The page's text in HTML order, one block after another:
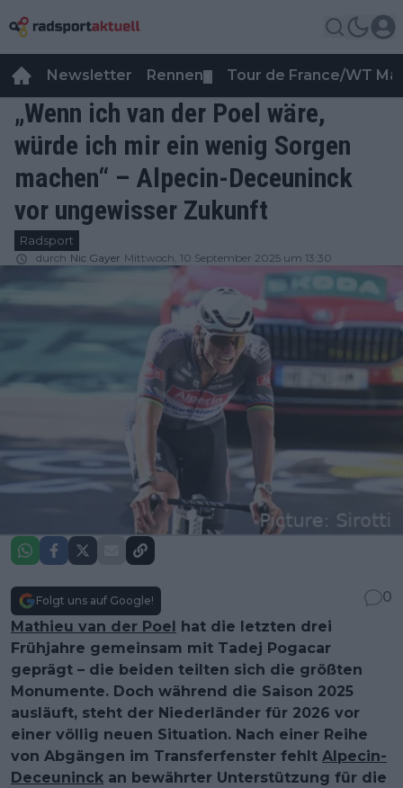
Newsletter Rennen Tour de France/WT
„Wenn ich van der Poel wäre,
würde ich mir ein wenig Sorgen
machen“ – Alpecin-Deceuninck
vor ungewisser Zukunft
Radsport
durch Nic Gayer Mittwoch, 10 September 2025 um 13:30
Folgt uns auf Google!
0
Mathieu van der Poel hat die letzten drei
Frühjahre gemeinsam mit Tadej Pogacar
geprägt – die beiden teilten sich die größten
Monumente. Doch während die Saison 2025
ausläuft, steht der Niederländer für 2026 vor
einer völlig neuen Situation. Nach einer Reihe
von Abgängen im Transferfenster fehlt Alpecin-
Deceuninck an bewährter Unterstützung für die